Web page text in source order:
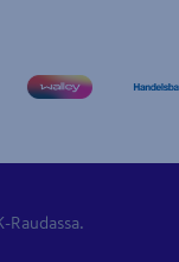
Raudassa.